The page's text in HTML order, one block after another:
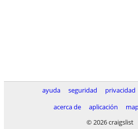
ayuda seguridad privacidad
acerca de
aplicación
© 2026 craigslist